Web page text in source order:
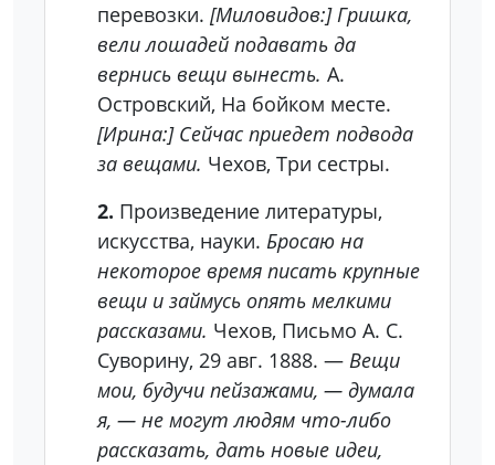
перевозки. [Миловидов:] Гришка,
вели лошадей подавать да
вернись вещи вынесть. А.
Островский, На бойком месте.
[Ирина:] Сейчас приедет подвода
за вещами. Чехов, Три сестры.
2. Произведение литературы,
искусства, науки. Бросаю на
некоторое время писать крупные
вещи и займусь опять мелкими
рассказами. Чехов, Письмо А. С.
Суворину, 29 авг. 1888. — Вещи
мои, будучи пейзажами, — думала
я, — не могут людям что-либо
рассказать, дать новые идеи,